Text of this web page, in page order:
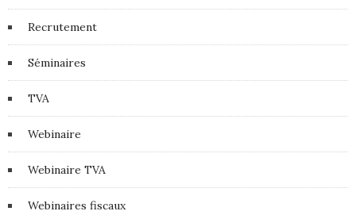
Recrutement
Séminaires
TVA
Webinaire
Webinaire TVA
Webinaires fiscaux